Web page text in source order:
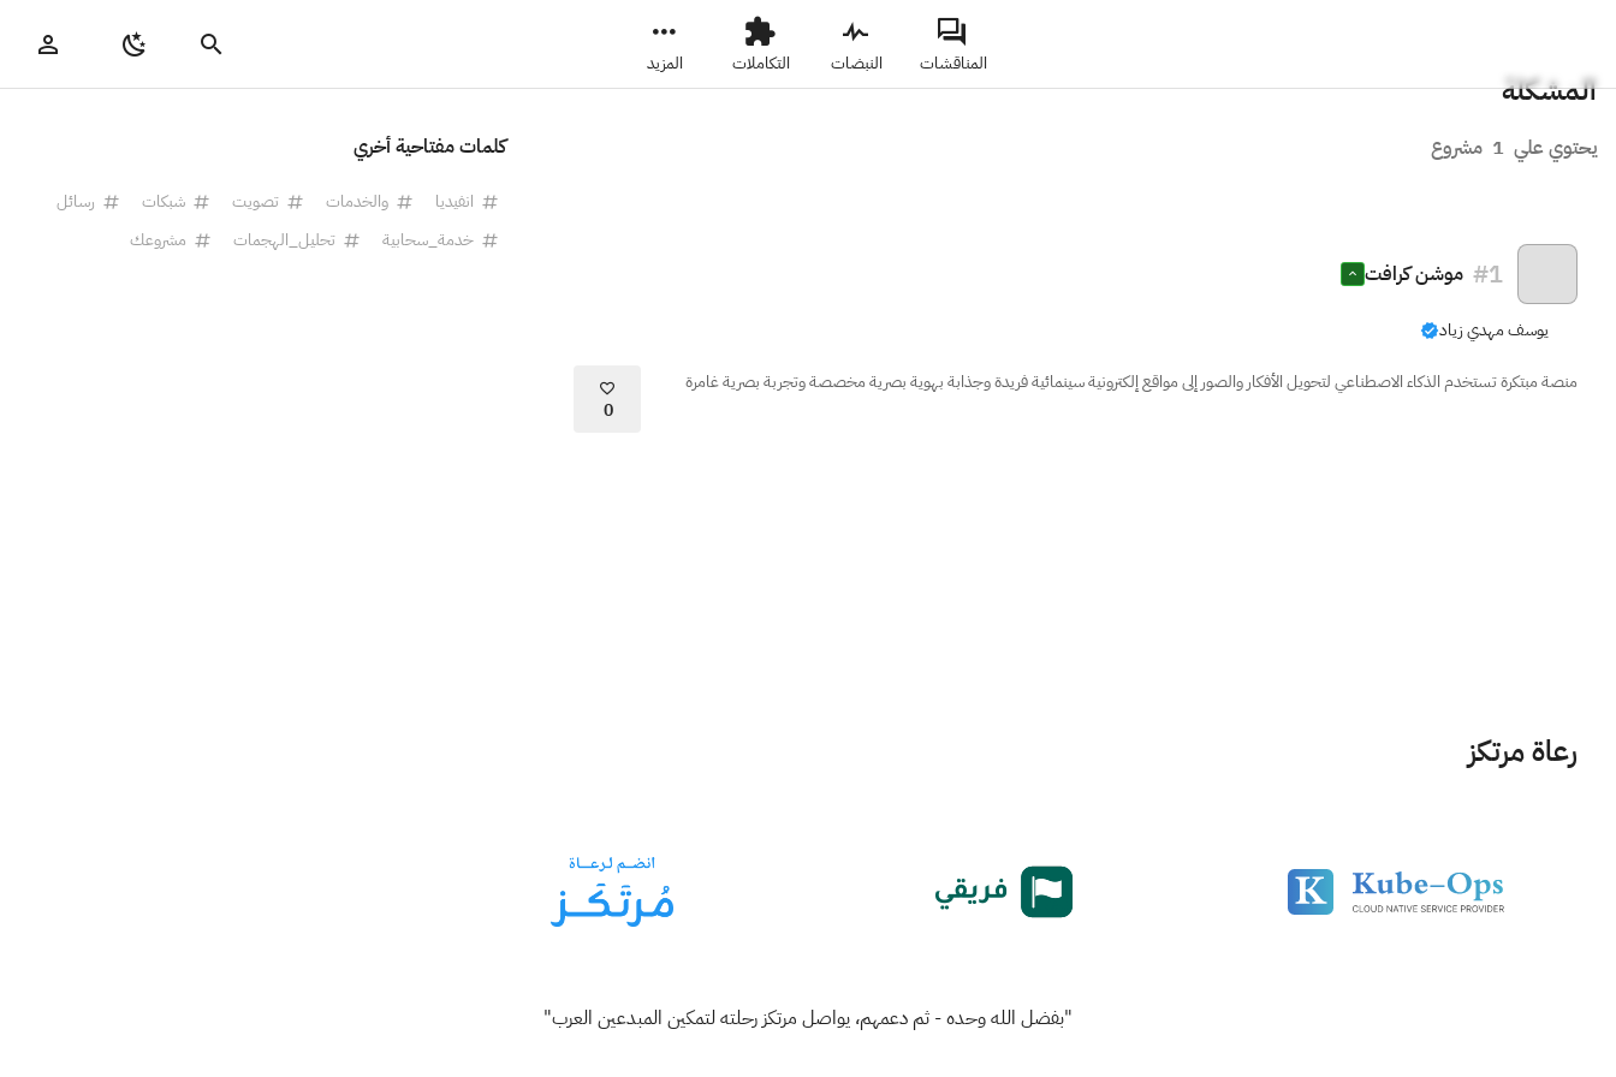
المناقشات النبضات التكاملات المزيد
المشكلة
يحتوي علي 1 مشروع
#1 موشن كرافت
يوسف مهدي زياد
منصة مبتكرة تستخدم الذكاء الاصطناعي لتحويل الأفكار والصور إلى مواقع إلكترونية سينمائية فريدة وجذابة بهوية بصرية مخصصة وتجربة بصرية غامرة
0
كلمات مفتاحية أخري
انفيديا والخدمات تصويت شبكات
رسائل
خدمة_سحابية
تحليل_الهجمات مشروعك
رعاة مرتكز
"بفضل الله وحده - ثم دعمهم، يواصل مرتكز رحلته لتمكين المبدعين العرب"